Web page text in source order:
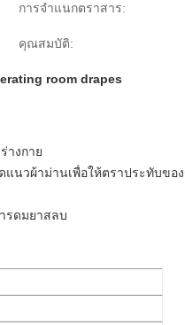
การจำแนกตราสาร:
คุณสมบัติ:
room drapes
างกาย
นวผ้าม่านเพื่อให้ตราประทับขอ
รดมยาสลบ